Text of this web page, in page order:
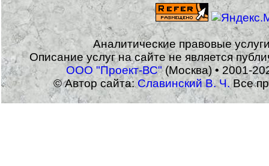
Аналитические правовые
Описание услуг на сайте не является
ООО "Проект-ВС"(Москва) • 2001-
© Автор сайта:Славинский В. Ч.Все